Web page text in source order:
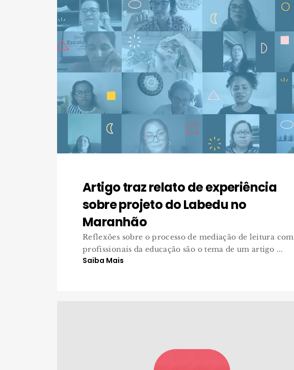
Artigo traz relato de experiência
sobre projeto do Labedu no
Maranhão
Reflexões sobre o processo de mediação de leitura com
profissionais da educação são o tema de um artigo ...
Saiba Mais